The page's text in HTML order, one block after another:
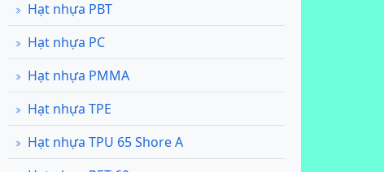
Hạt nhựa PBT
Hạt nhựa PC
Hạt nhựa PMMA
Hạt nhựa TPE
Hạt nhựa TPU 65 Shore A